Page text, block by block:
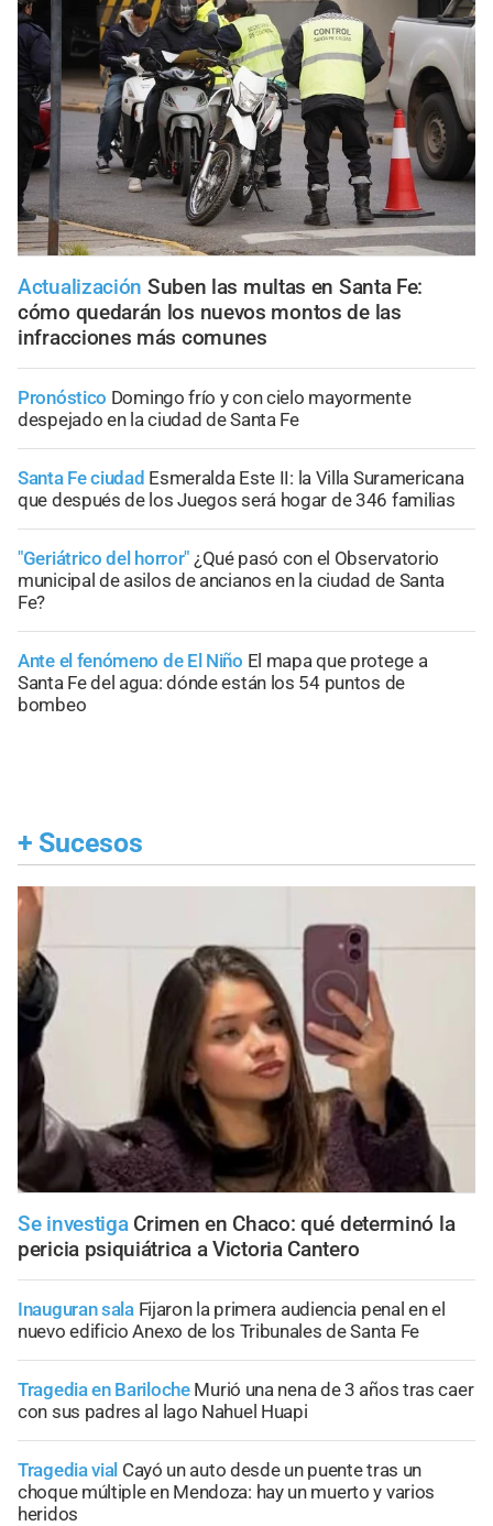
Actualización Suben las multas en Santa Fe:
cómo quedarán los nuevos montos de las
infracciones más comunes
Pronóstico Domingo frío y con cielo mayormente
despejado en la ciudad de Santa Fe
Santa Fe ciudad Esmeralda Este II: la Villa Suramericana
que después de los Juegos será hogar de 346 familias
"Geriátrico del horror" ¿Qué pasó con el Observatorio
municipal de asilos de ancianos en la ciudad de Santa
Fe?
Ante el fenómeno de El Niño El mapa que protege a
Santa Fe del agua: dónde están los 54 puntos de
bombeo
+ Sucesos
Se investiga Crimen en Chaco: qué determinó la
pericia psiquiátrica a Victoria Cantero
Inauguran sala Fijaron la primera audiencia penal en el
nuevo edificio Anexo de los Tribunales de Santa Fe
Tragedia en Bariloche Murió una nena de 3 años tras caer
con sus padres al lago Nahuel Huapi
Tragedia vial Cayó un auto desde un puente tras un
choque múltiple en Mendoza: hay un muerto y varios
heridos